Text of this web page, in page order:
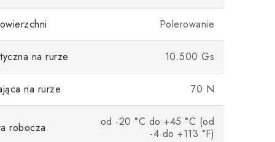
Polerowanie
na rurze 10.500 Gs
na rurze 70 N
robocza
od -20 °C do +45 °C (od
-4 do +113 °F)